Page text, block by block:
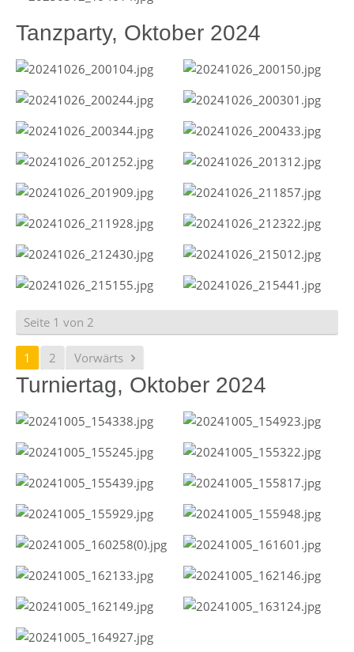
Tanzparty, Oktober 2024
Seite 1 von 2
1 2 Vorwärts
Turniertag, Oktober 2024